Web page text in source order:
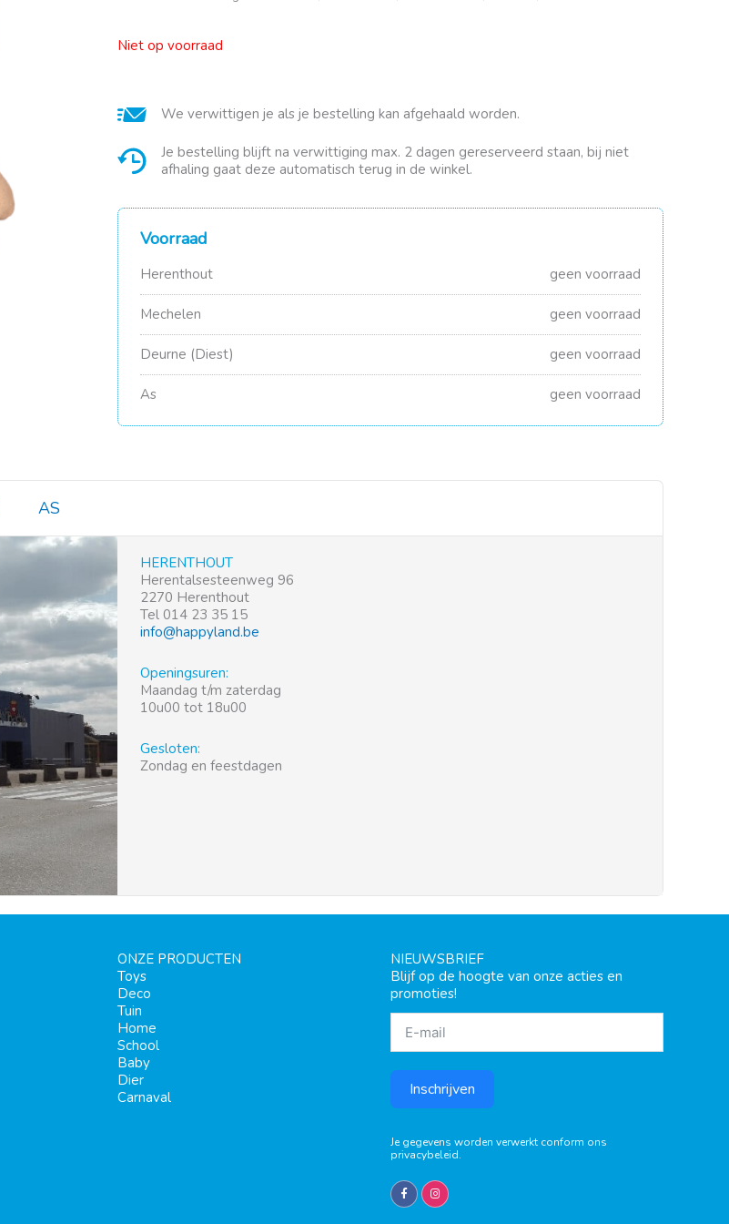
Niet op voorraad
We verwittigen je als je bestelling kan afgehaald worden.
Je bestelling blijft na verwittiging max. 2 dagen gereserveerd staan, bij niet
afhaling gaat deze automatisch terug in de winkel.
Voorraad
Herenthout geen voorraad
Mechelen geen voorraad
Deurne (Diest) geen voorraad
As geen voorraad
AS
HERENTHOUT
Herentalsesteenweg 96
2270 Herenthout
Tel 014 23 35 15
info@happyland.be
Openingsuren:
Maandag t/m zaterdag
10u00 tot 18u00
Gesloten:
Zondag en feestdagen
ONZE PRODUCTEN
Toys
Deco
Tuin
Home
School
Baby
Dier
Carnaval
NIEUWSBRIEF
Blijf op de hoogte van onze acties en
promoties!
Inschrijven
Je gegevens worden verwerkt conform ons
privacybeleid.